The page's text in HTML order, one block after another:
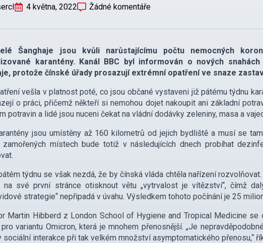
4 května, 2022 Žádné komentáře
Šanghaje jsou kvůli narůstajícímu počtu nemocných
karantény. Kanál BBC byl informován o nových
protože čínské úřady prosazují extrémní opatření ve snaze
vešla v platnost poté, co jsou občané vystaveni již pátému týdnu
o práci, přičemž někteří si nemohou dojet nakoupit ani základní
potravin a lidé jsou nuceni čekat na vládní dodávky zeleniny, masa a
jsou umístěny až 160 kilometrů od jejich bydliště a musí se
zamořených místech bude totiž v následujících dnech probíhat
týdnu se však nezdá, že by čínská vláda chtěla nařízení
na své první stránce otisknout větu „vytrvalost je vítězství“, čímž
strategie“ nepřipadá v úvahu. Výsledkem tohoto počínání je 25
Martin Hibberd z London School of Hygiene and Tropical Medicine se
variantu Omicron, která je mnohem přenosnější. „Je
sociální interakce při tak velkém množství asymptomatického přenosu,“